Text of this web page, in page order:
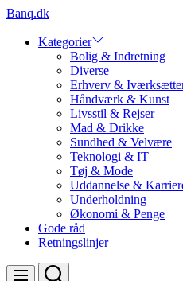
Skip
content
Banq.dk
Kategorier
Bolig & Indretning
Diverse
Erhverv &
Håndværk & Kunst
Livsstil & Rejser
Mad & Drikke
Sundhed & Velvære
Teknologi & IT
Tøj & Mode
Uddannelse &
Underholdning
Økonomi & Penge
Gode råd
Retningslinjer
Menu Search